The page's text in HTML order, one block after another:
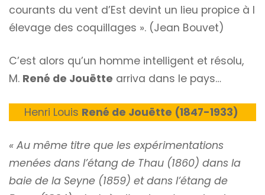
courants du vent d’Est devint un lieu propice à I
élevage des coquillages ». (Jean Bouvet)
C’est alors qu’un homme intelligent et résolu,
M. René de Jouëtte arriva dans le pays…
Henri Louis René de Jouëtte (1847-1933)
« Au même titre que les expérimentations
menées dans l’étang de Thau (1860) dans la
baie de la Seyne (1859) et dans l’étang de